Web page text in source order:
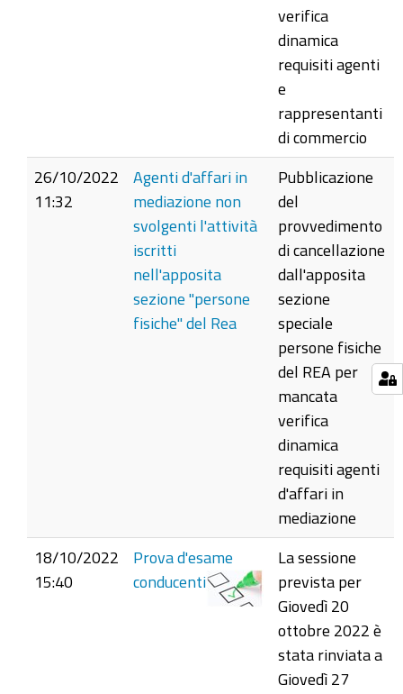
verifica
dinamica
requisiti agenti
e
rappresentanti
di commercio
26/10/2022
11:32
Agenti d'affari in
mediazione non
svolgenti l'attività
iscritti
nell'apposita
sezione "persone
fisiche" del Rea
Pubblicazione
del
provvedimento
di cancellazione
dall'apposita
sezione
speciale
persone fisiche
del REA per
mancata
verifica
dinamica
requisiti agenti
d'affari in
mediazione
18/10/2022
15:40
Prova d'esame
conducenti
La sessione
prevista per
Giovedì 20
ottobre 2022 è
stata rinviata a
Giovedì 27